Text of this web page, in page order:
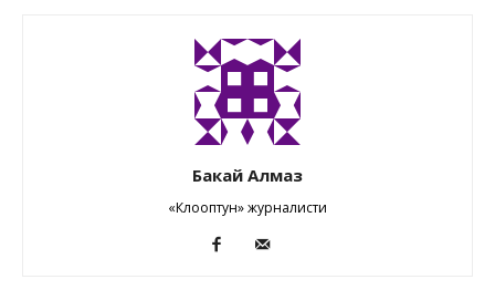
Бакай Алмаз
«Клооптун» журналисти